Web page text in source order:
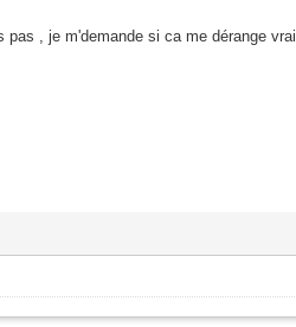
pas , je m'demande si ca me dérange